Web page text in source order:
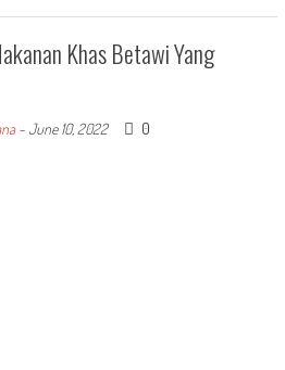
Khas Betawi Yang
-June 10, 2022 0